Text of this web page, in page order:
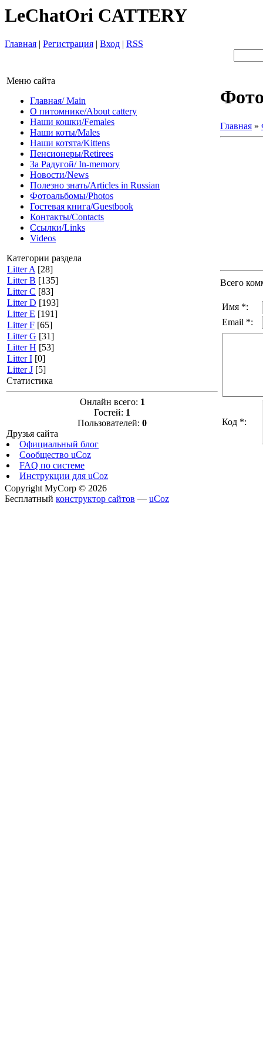
LeChatOri CATTERY
Главная | Регистрация | Вход | RSS
Меню сайта
Главная/ Main
О питомнике/About cattery
Наши кошки/Females
Наши коты/Males
Наши котята/Kittens
Пенсионеры/Retirees
За Радугой/ In-memory
Новости/News
Полезно знать/Articles in Russian
Фотоальбомы/Photos
Гостевая книга/Guestbook
Контакты/Contacts
Ссылки/Links
Videos
Категории раздела
Litter A [28]
Litter B [135]
Litter C [83]
Litter D [193]
Litter E [191]
Litter F [65]
Litter G [31]
Litter H [53]
Litter I [0]
Litter J [5]
Статистика
Онлайн всего: 1
Гостей: 1
Пользователей: 0
Друзья сайта
Официальный блог
Сообщество uCoz
FAQ по системе
Инструкции для uCoz
Главная »
Всего
Имя *:
Email *:
Код *:
Copyright MyCorp © 2026
Бесплатный конструктор сайтов — uCoz